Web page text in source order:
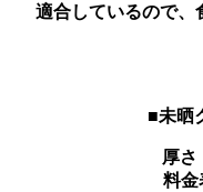
適合しているので、
■未晒
厚さ
料金